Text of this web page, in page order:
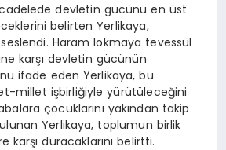
devletin gücünü en üst
belirten Yerlikaya,
Haram lokmaya tevessül
karşı devletin gücünün
ifade eden Yerlikaya, bu
millet işbirliğiyle yürütüleceğini
çocuklarını yakından takip
Yerlikaya, toplumun birlik
karşı duracaklarını belirtti.